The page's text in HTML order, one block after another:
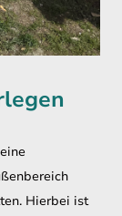
Hierbei ist